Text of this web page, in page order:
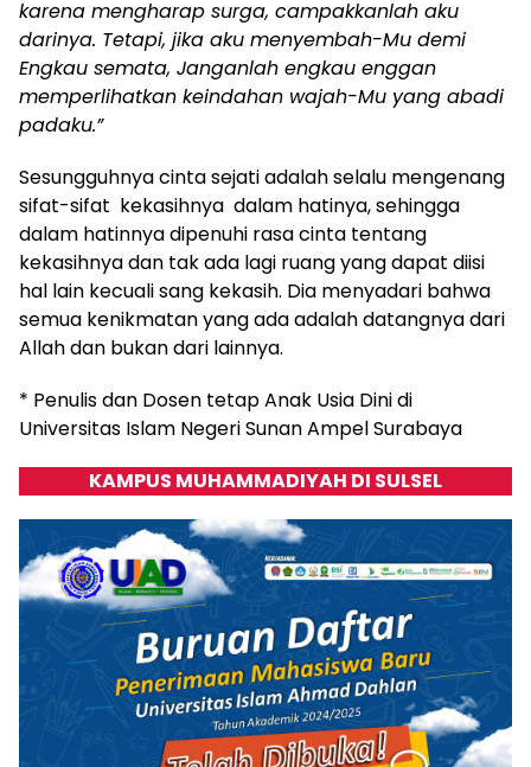
karena mengharap surga, campakkanlah aku
darinya. Tetapi, jika aku menyembah-Mu demi
Engkau semata, Janganlah engkau enggan
memperlihatkan keindahan wajah-Mu yang abadi
padaku.”
Sesungguhnya cinta sejati adalah selalu mengenang
sifat-sifat kekasihnya dalam hatinya, sehingga
dalam hatinnya dipenuhi rasa cinta tentang
kekasihnya dan tak ada lagi ruang yang dapat diisi
hal lain kecuali sang kekasih. Dia menyadari bahwa
semua kenikmatan yang ada adalah datangnya dari
Allah dan bukan dari lainnya.
* Penulis dan Dosen tetap Anak Usia Dini di
Universitas Islam Negeri Sunan Ampel Surabaya
KAMPUS MUHAMMADIYAH DI SULSEL